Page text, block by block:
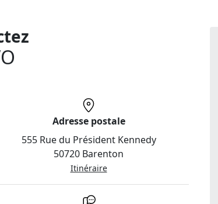
Adresse postale
555 Rue du Président Kennedy
50720 Barenton
Itinéraire